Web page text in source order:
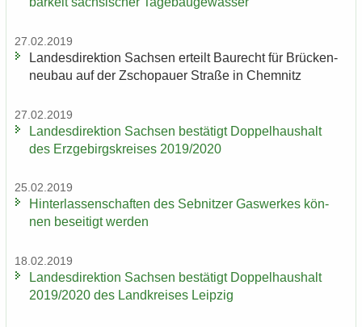
27.02.2019
Lan­des­di­rek­ti­on Sach­sen er­teilt Bau­recht für Brü­cken­
neu­bau auf der Zscho­pau­er Stra­ße in Chem­nitz
27.02.2019
Lan­des­di­rek­ti­on Sach­sen be­stä­tigt Dop­pel­haus­halt
des Erz­ge­birgs­krei­ses 2019/2020
25.02.2019
Hin­ter­las­sen­schaf­ten des Seb­nit­zer Gas­wer­kes kön­
nen be­sei­tigt wer­den
18.02.2019
Lan­des­di­rek­ti­on Sach­sen be­stä­tigt Dop­pel­haus­halt
2019/2020 des Land­krei­ses Leip­zig